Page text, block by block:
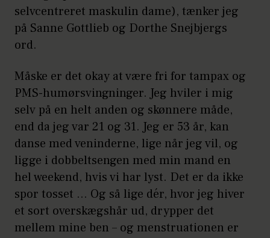
selvcentreret maskulin dame), tænker jeg
på Sanne Gottlieb og Dorthe Snejbjergs
ord.
Måske er det okay at være fri for tampax og
PMS-humørsvingninger. Jeg hviler i mig
selv på en helt anden og skønnere måde,
end da jeg var 21 og 31. Jeg er 53 år, kan
danse med veninderne, lige når jeg vil, og
ligge i dobbeltsengen med min mand en
hel weekend, hvis vi har lyst. Det er da ikke
spor tosset … Og så lige dér, hvor jeg hiver
et sort overskægshår ud, drypper det
mellem mine ben – og menstruationen er